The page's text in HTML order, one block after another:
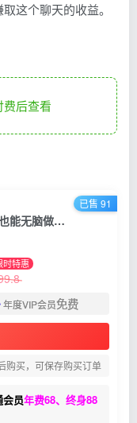
这个聊天的收益。
后查看
语聊暴力掘金，聊聊天就能赚钱，小白也能无脑做，单人单日单产500+
时特惠
年度VIP会员免费
购买，可保存购买订单
员年费68、终身88
已售 91